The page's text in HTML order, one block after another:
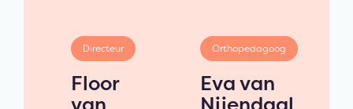
Directeur
Floor
Orthopedagoog
Eva van